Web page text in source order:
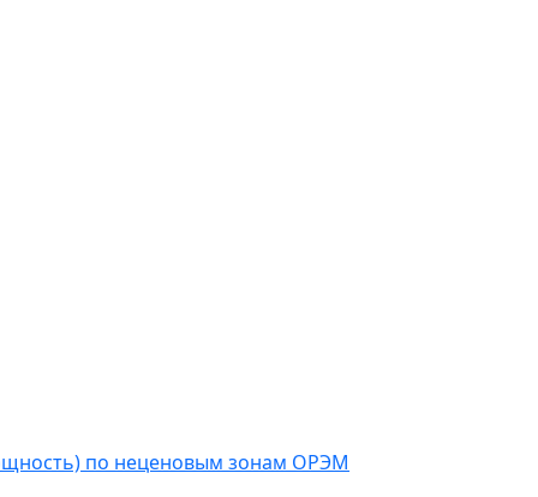
по неценовым зонам ОРЭМ